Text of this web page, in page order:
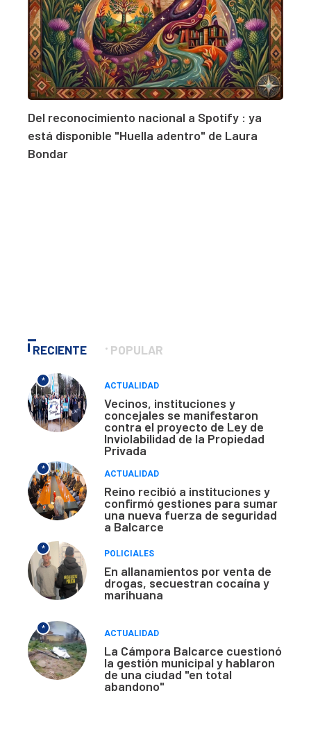
Del reconocimiento nacional a Spotify : ya
está disponible "Huella adentro" de Laura
Bondar
RECIENTE POPULAR
*
ACTUALIDAD
Vecinos, instituciones y
concejales se manifestaron
contra el proyecto de Ley de
Inviolabilidad de la Propiedad
Privada
*
ACTUALIDAD
Reino recibió a instituciones y
confirmó gestiones para sumar
una nueva fuerza de seguridad
a Balcarce
*
POLICIALES
En allanamientos por venta de
drogas, secuestran cocaína y
marihuana
*
ACTUALIDAD
La Cámpora Balcarce cuestionó
la gestión municipal y hablaron
de una ciudad "en total
abandono"